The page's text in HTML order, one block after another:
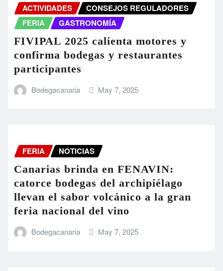
ACTIVIDADES
CONSEJOS REGULADORES
FERIA
GASTRONOMÍA
FIVIPAL 2025 calienta motores y
confirma bodegas y restaurantes
participantes
Bodegacanaria May 7, 2025
FERIA NOTICIAS
Canarias brinda en FENAVIN:
catorce bodegas del archipiélago
llevan el sabor volcánico a la gran
feria nacional del vino
Bodegacanaria May 7, 2025